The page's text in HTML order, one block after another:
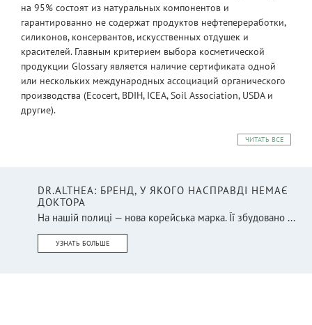
на 95% состоят из натуральных компонентов и
гарантированно не содержат продуктов нефтепереработки,
силиконов, консервантов, искусственных отдушек и
красителей. Главным критерием выбора косметической
продукции Glossary является наличие сертификата одной
или нескольких международных ассоциаций органического
производства (Ecocert, BDIH, ICEA, Soil Association, USDA и
другие).
ЧИТАТЬ ВСЕ
DR.ALTHEA: БРЕНД, У ЯКОГО НАСПРАВДІ НЕМАЄ
ДОКТОРА
На нашій полиці — нова корейська марка. Її збудовано ...
УЗНАТЬ БОЛЬШЕ